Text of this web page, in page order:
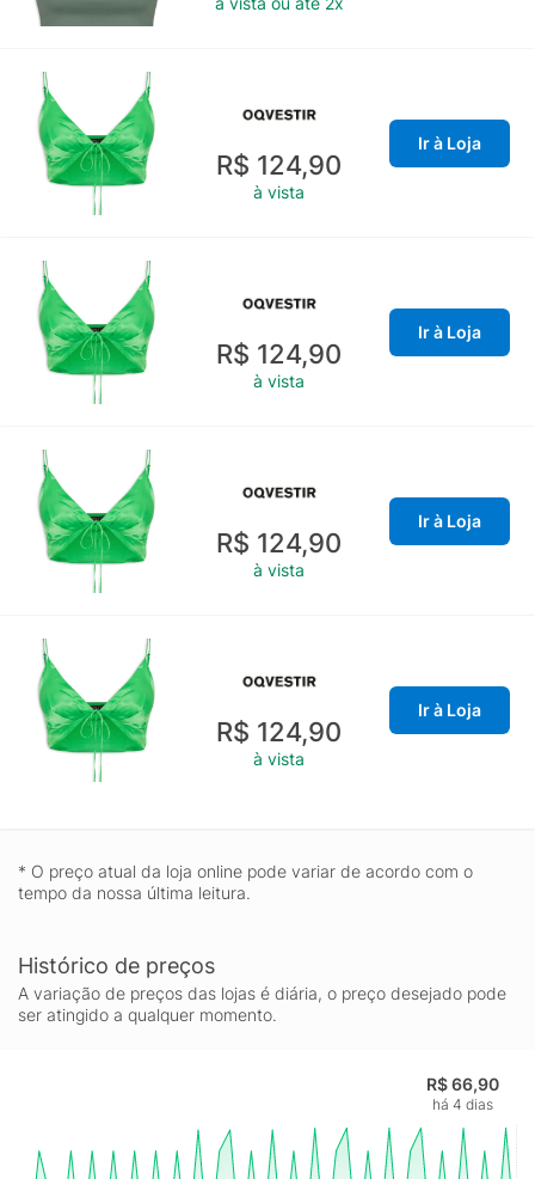
R$ 124,90
à vista
Ir à Loja
R$ 124,90
à vista
Ir à Loja
R$ 124,90
à vista
Ir à Loja
R$ 124,90
à vista
Ir à Loja
* O preço atual da loja online pode variar de acordo com o
tempo da nossa última leitura.
Histórico de preços
A variação de preços das lojas é diária, o preço desejado pode
ser atingido a qualquer momento.
R$ 66,90
há 4 dias